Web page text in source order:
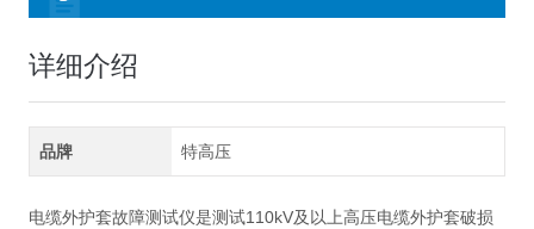
详细介绍
品牌 特高压
电缆外护套故障测试仪是测试110kV及以上高压电缆外护套破损